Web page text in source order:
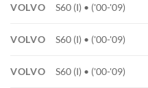
VOLVO S60 (I) • ('00-'09)
VOLVO S60 (I) • ('00-'09)
VOLVO S60 (I) • ('00-'09)